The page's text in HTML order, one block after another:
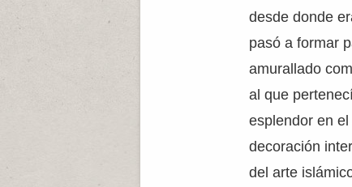
desde donde
pasó a formar
amurallado
al que
esplendor en
decoración
del arte